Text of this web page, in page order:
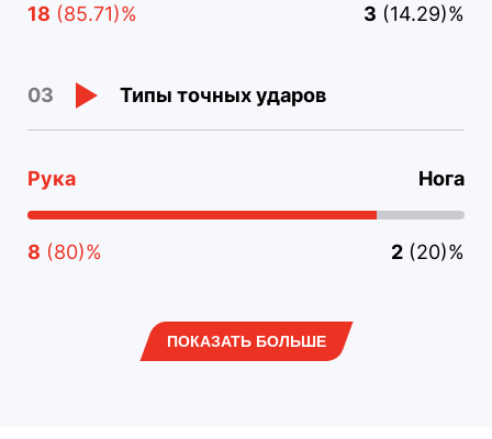
18 (85.71)% 3 (14.29)%
03 Типы точных ударов
Рука Нога
8 (80)% 2 (20)%
ПОКАЗАТЬ БОЛЬШЕ